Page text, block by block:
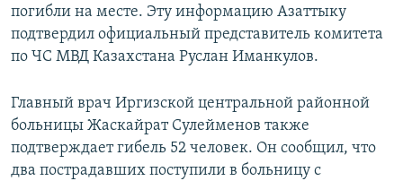
погибли на месте. Эту информацию Азаттыку
подтвердил официальный представитель комитета
по ЧС МВД Казахстана Руслан Иманкулов.
Главный врач Иргизской центральной районной
больницы Жаскайрат Сулейменов также
подтверждает гибель 52 человек. Он сообщил, что
два пострадавших поступили в больницу с